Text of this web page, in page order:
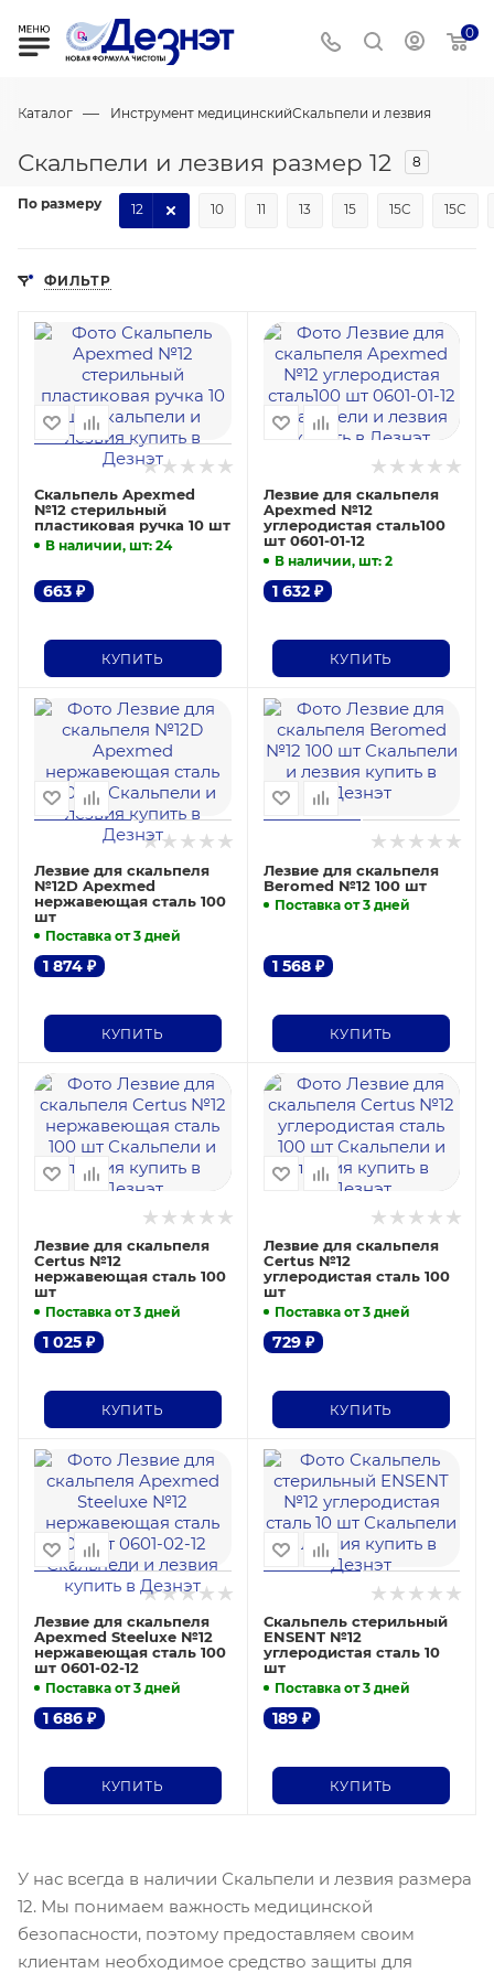
0
Каталог — Инструмент медицинскийСкальпели и лезвия
Скальпели и лезвия размер 12 8
По размеру 10 11
12 13 15 15C 15С
ФИЛЬТР
Скальпель Apexmed
№12 стерильный
пластиковая ручка 10 шт
В наличии, шт: 24
663 ₽
КУПИТЬ
Лезвие для скальпеля
Apexmed №12
углеродистая сталь100
шт 0601-01-12
В наличии, шт: 2
1 632₽
КУПИТЬ
Лезвие для скальпеля
№12D Apexmed
нержавеющая сталь 100
шт
Поставка от 3 дней
1 874 ₽
КУПИТЬ
Лезвие для скальпеля
Beromed №12 100 шт
Поставка от 3 дней
1 568₽
КУПИТЬ
Лезвие для скальпеля
Certus №12
нержавеющая сталь 100
шт
Поставка от 3 дней
1 025 ₽
КУПИТЬ
Лезвие для скальпеля
Certus №12
углеродистая сталь 100
шт
Поставка от 3 дней
729₽
КУПИТЬ
Лезвие для скальпеля
Apexmed Steeluxe №12
нержавеющая сталь 100
шт 0601-02-12
Поставка от 3 дней
1 686 ₽
КУПИТЬ
Скальпель стерильный
ENSENT №12
углеродистая сталь 10
шт
Поставка от 3 дней
189₽
КУПИТЬ
У нас всегда в наличии Скальпели и лезвия размера
12. Мы понимаем важность медицинской
безопасности, поэтому предоставляем своим
клиентам необходимое средство защиты для